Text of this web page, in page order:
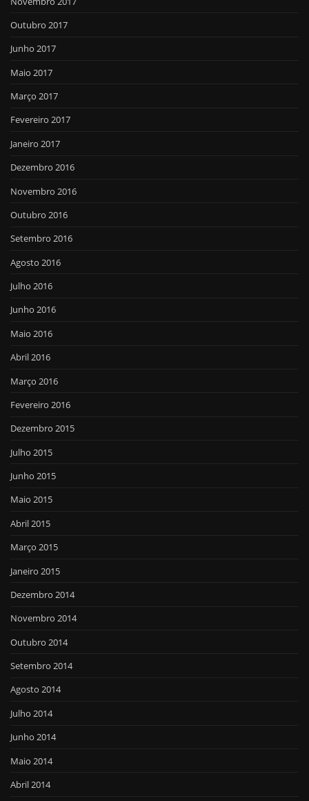
Outubro 2017
Junho 2017
Maio 2017
Março 2017
Fevereiro 2017
Janeiro 2017
Dezembro 2016
Novembro 2016
Outubro 2016
Setembro 2016
Agosto 2016
Julho 2016
Junho 2016
Maio 2016
Abril 2016
Março 2016
Fevereiro 2016
Dezembro 2015
Julho 2015
Junho 2015
Maio 2015
Abril 2015
Março 2015
Janeiro 2015
Dezembro 2014
Novembro 2014
Outubro 2014
Setembro 2014
Agosto 2014
Julho 2014
Junho 2014
Maio 2014
Abril 2014